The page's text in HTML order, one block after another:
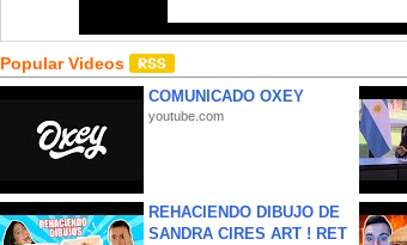
Popular Videos
COMUNICADO OXEY
youtube.com
REHACIENDO DIBUJO DE
SANDRA CIRES ART ! RET